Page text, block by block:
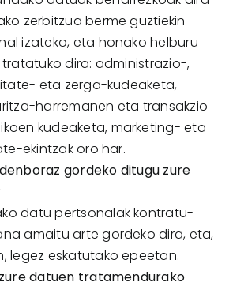
zerbitzua berme guztiekin
izateko, eta honako helburu
dira: administrazio-,
eta zerga-kudeaketa,
harremanen eta transakzio
kudeaketa, marketing- eta
ekintzak oro har.
gordeko ditugu zure
datu pertsonalak kontratu-
amaitu arte gordeko dira, eta,
legez eskatutako epeetan.
datuen tratamendurako